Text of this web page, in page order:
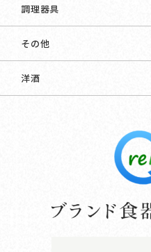
調理器具
その他
洋酒